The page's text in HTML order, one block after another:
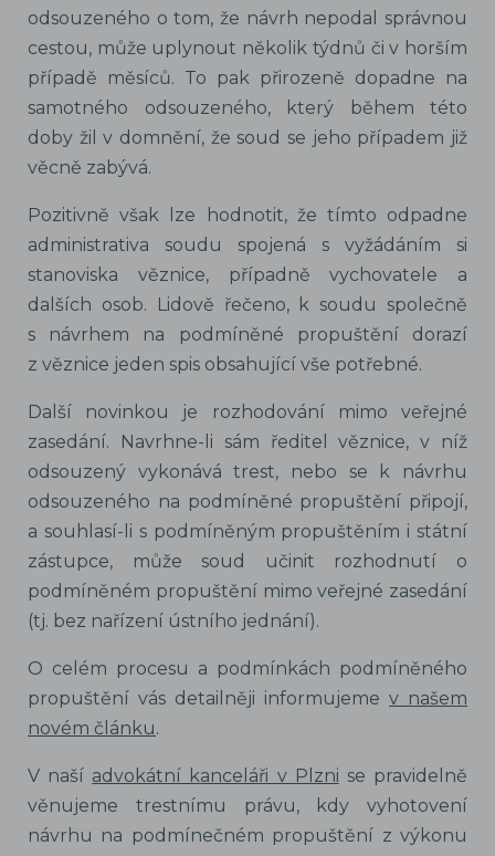
odsouzeného o tom, že návrh nepodal správnou
cestou, může uplynout několik týdnů či v horším
případě měsíců. To pak přirozeně dopadne na
samotného odsouzeného, který během této
doby žil v domnění, že soud se jeho případem již
věcně zabývá.
Pozitivně však lze hodnotit, že tímto odpadne
administrativa soudu spojená s vyžádáním si
stanoviska věznice, případně vychovatele a
dalších osob. Lidově řečeno, k soudu společně
s návrhem na podmíněné propuštění dorazí
z věznice jeden spis obsahující vše potřebné.
Další novinkou je rozhodování mimo veřejné
zasedání. Navrhne-li sám ředitel věznice, v níž
odsouzený vykonává trest, nebo se k návrhu
odsouzeného na podmíněné propuštění připojí,
a souhlasí-li s podmíněným propuštěním i státní
zástupce, může soud učinit rozhodnutí o
podmíněném propuštění mimo veřejné zasedání
(tj. bez nařízení ústního jednání).
O celém procesu a podmínkách podmíněného
propuštění vás detailněji informujeme v našem
novém článku.
V naší advokátní kanceláři v Plzni se pravidelně
věnujeme trestnímu právu, kdy vyhotovení
návrhu na podmínečném propuštění z výkonu